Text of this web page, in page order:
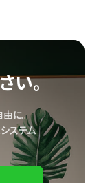
い。
に。
ステム